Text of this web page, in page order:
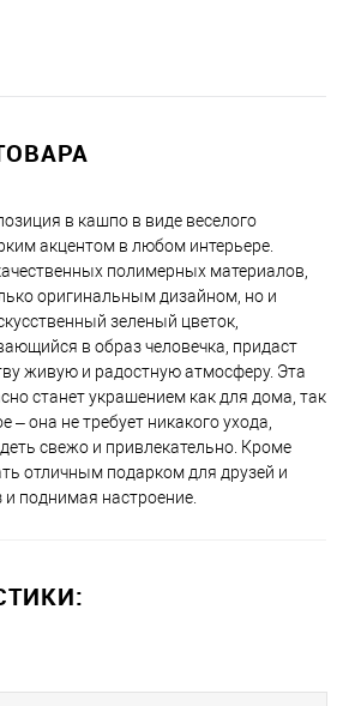
в кашпо в виде веселого
акцентом в любом интерьере.
полимерных материалов,
оригинальным дизайном, но и
зеленый цветок,
в образ человечка, придаст
живую и радостную атмосферу. Эта
станет украшением как для дома, так
– она не требует никакого ухода,
свежо и привлекательно. Кроме
отличным подарком для друзей и
и поднимая настроение.